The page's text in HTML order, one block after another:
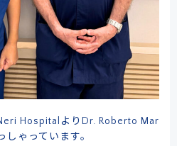
HospitalよりDr. Roberto Mar
ゃっています。